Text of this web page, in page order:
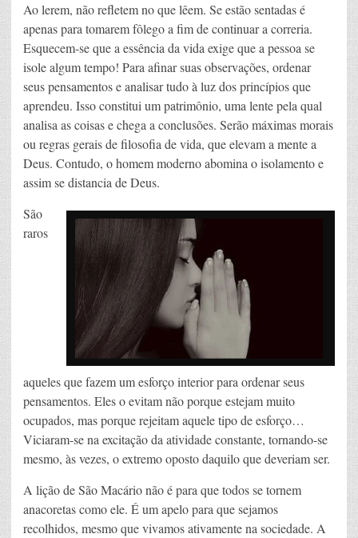
Ao lerem, não refletem no que lêem. Se estão sentadas é
apenas para tomarem fôlego a fim de continuar a correria.
Esquecem-se que a essência da vida exige que a pessoa se
isole algum tempo! Para afinar suas observações, ordenar
seus pensamentos e analisar tudo à luz dos princípios que
aprendeu. Isso constitui um patrimônio, uma lente pela qual
analisa as coisas e chega a conclusões. Serão máximas morais
ou regras gerais de filosofia de vida, que elevam a mente a
Deus. Contudo, o homem moderno abomina o isolamento e
assim se distancia de Deus.
São
raros
aqueles que fazem um esforço interior para ordenar seus
pensamentos. Eles o evitam não porque estejam muito
ocupados, mas porque rejeitam aquele tipo de esforço…
Viciaram-se na excitação da atividade constante, tornando-se
mesmo, às vezes, o extremo oposto daquilo que deveriam ser.
A lição de São Macário não é para que todos se tornem
anacoretas como ele. É um apelo para que sejamos
recolhidos, mesmo que vivamos ativamente na sociedade. A